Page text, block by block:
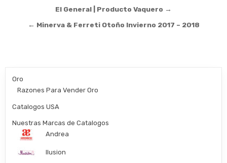
navigation
El General | Producto Vaquero →
← Minerva & Ferreti Otoño Invierno 2017 – 2018
Oro
Razones Para Vender Oro
Catalogos USA
Nuestras Marcas de Catalogos
Andrea
Ilusion